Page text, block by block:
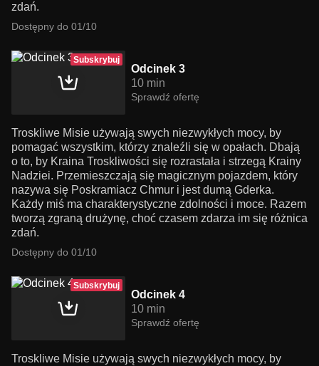
zdań.
Dostępny do 01/10
Subskrybuj
Odcinek 3
10 min
Sprawdź ofertę
Troskliwe Misie używają swych niezwykłych mocy, by
pomagać wszystkim, którzy znaleźli się w opałach. Dbają
o to, by Kraina Troskliwości się rozrastała i strzegą Krainy
Nadziei. Przemieszczają się magicznym pojazdem, który
nazywa się Poskramiacz Chmur i jest dumą Gderka.
Każdy miś ma charakterystyczne zdolności i moce. Razem
tworzą zgraną drużynę, choć czasem zdarza im się różnica
zdań.
Dostępny do 01/10
Subskrybuj
Odcinek 4
10 min
Sprawdź ofertę
Troskliwe Misie używają swych niezwykłych mocy, by